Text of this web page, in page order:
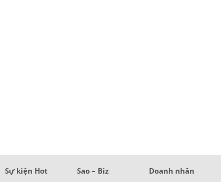
Sự kiện Hot Sao – Biz
Doanh nhân